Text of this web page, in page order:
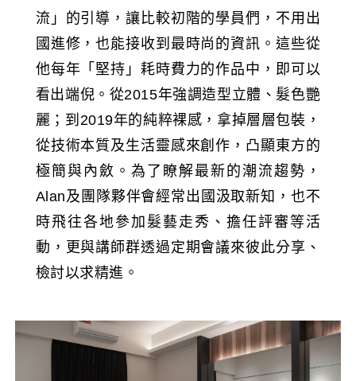
流」的引導，讓比較初階的學員們，不用出
國進修，也能接收到最時尚的資訊。這些從
他每年「堅持」耗時費力的作品中，即可以
看出端倪。從2015年強調造型立體、髮色艷
麗；到2019年的純粹裸感，拿掉層層包裝，
從技術本質及生活靈感來創作，凸顯東方的
極簡與內斂。為了瞭解最新的潮流趨勢，
Alan及團隊夥伴會經常出國汲取新知，也不
時飛往各地參加髮藝走秀、擔任評審等活
動，更與講師群透過定期會議來彼此分享、
檢討以求精進。